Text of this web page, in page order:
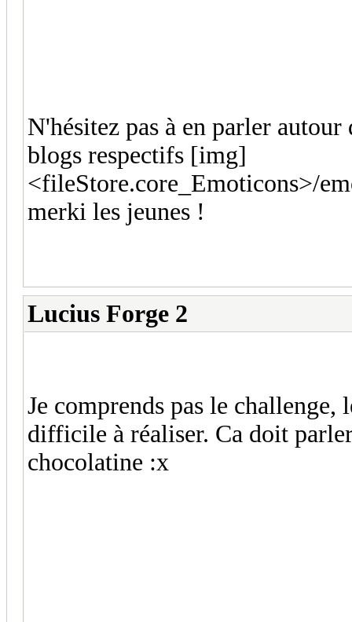
N'hésitez pas à en parler
blogs respectifs [img]
<fileStore.core_Emoticons>/
merki les jeunes !
Lucius Forge 2
Je comprends pas le
difficile à réaliser. Ca doit
chocolatine :x